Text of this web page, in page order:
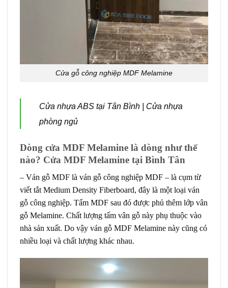
Cửa gỗ công nghiệp MDF Melamine
Cửa nhựa ABS tại Tân Bình | Cửa nhựa
phòng ngủ
Dòng cửa MDF Melamine là dòng như thế
nào? Cửa MDF Melamine tại Bình Tân
– Ván gỗ MDF là ván gỗ công nghiệp MDF – là cụm từ
viết tắt Medium Density Fiberboard, đây là một loại ván
gỗ công nghiệp. Tấm MDF sau đó được phủ thêm lớp vân
gỗ Melamine. Chất lượng tấm vân gỗ này phụ thuộc vào
nhà sản xuất. Do vậy ván gỗ MDF Melamine này cũng có
nhiều loại và chất lượng khác nhau.